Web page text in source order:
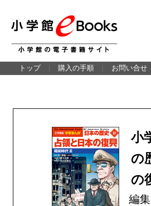
トップ 購入の手順 お問い合せ
小
の
の
編